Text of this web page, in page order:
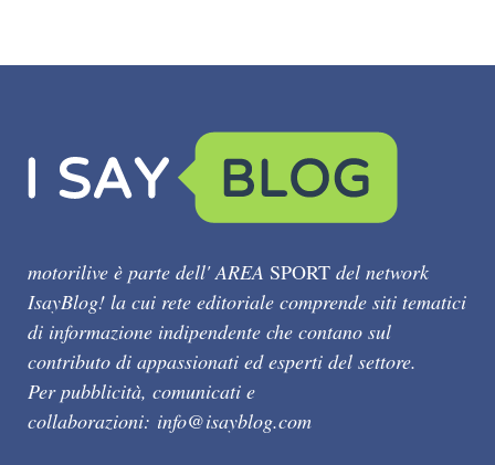
motorilive è parte dell' AREA SPORT del network
IsayBlog! la cui rete editoriale comprende siti tematici
di informazione indipendente che contano sul
contributo di appassionati ed esperti del settore.
Per pubblicità, comunicati e
collaborazioni: info@isayblog.com